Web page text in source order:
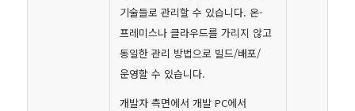
기술들로 관리할 수 있습니다. 온-
프레미스나 클라우드를 가리지 않고
동일한 관리 방법으로 빌드/배포/
운영할 수 있습니다.
개발자 측면에서 개발 PC에서